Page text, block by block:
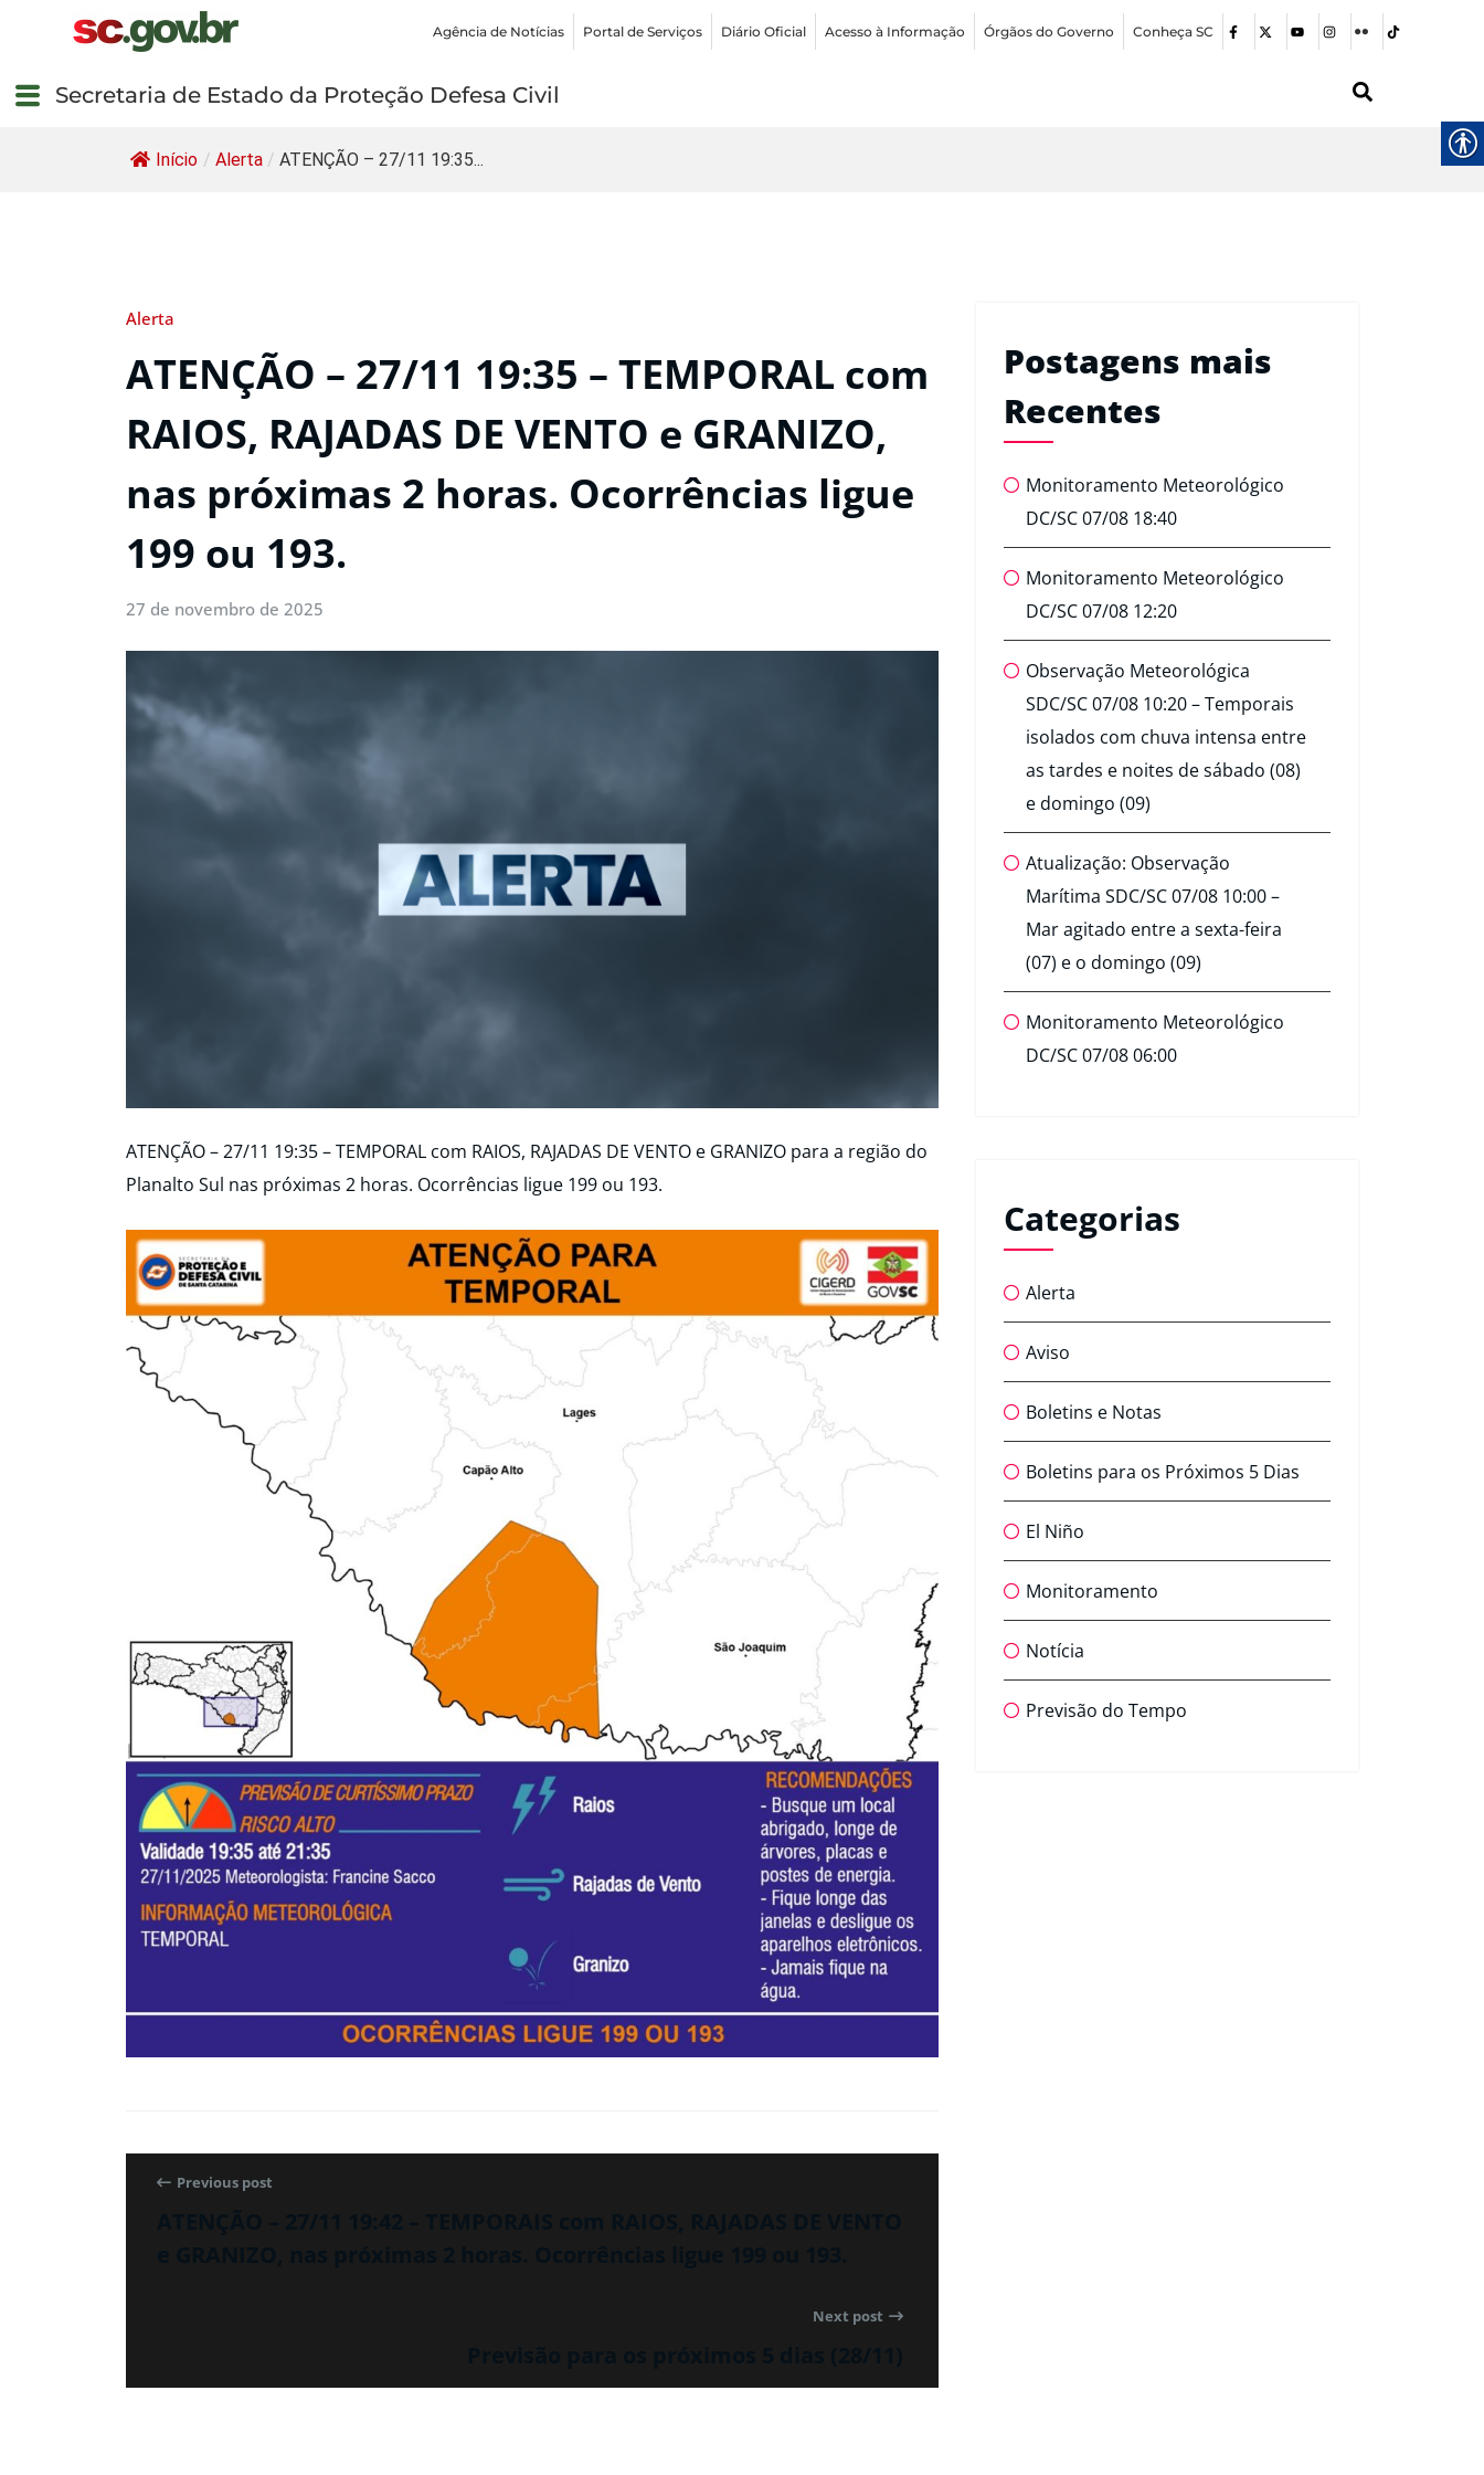
Agência de Notícias Portal de Serviços Diário Oficial Acesso à Informação Órgãos do Governo Conheça SC
Secretaria de Estado da Proteção Defesa Civil
Início / Alerta / ATENÇÃO – 27/11 19:35...
Alerta
ATENÇÃO – 27/11 19:35 – TEMPORAL com
RAIOS, RAJADAS DE VENTO e GRANIZO,
nas próximas 2 horas. Ocorrências ligue
199 ou 193.
27 de novembro de 2025
ATENÇÃO – 27/11 19:35 – TEMPORAL com RAIOS, RAJADAS DE VENTO e GRANIZO para a região do
Planalto Sul nas próximas 2 horas. Ocorrências ligue 199 ou 193.
Previous post
Next post
Postagens mais
Recentes
Monitoramento Meteorológico
DC/SC 07/08 18:40
Monitoramento Meteorológico
DC/SC 07/08 12:20
Observação Meteorológica
SDC/SC 07/08 10:20 – Temporais
isolados com chuva intensa entre
as tardes e noites de sábado (08)
e domingo (09)
Atualização: Observação
Marítima SDC/SC 07/08 10:00 –
Mar agitado entre a sexta-feira
(07) e o domingo (09)
Monitoramento Meteorológico
DC/SC 07/08 06:00
Categorias
Alerta
Aviso
Boletins e Notas
Boletins para os Próximos 5 Dias
El Niño
Monitoramento
Notícia
Previsão do Tempo